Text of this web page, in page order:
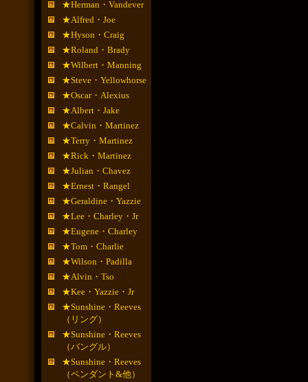
★Herman・Vandever
★Alfred・Joe
★Hyson・Craig
★Roland・Brady
★Wilbert・Manning
★Steve・Yellowhorse
★Oscar・Alexius
★Albert・Jake
★Calvin・Martinez
★Terry・Martinez
★Rick・Martinez
★Julian・Chavez
★Ernest・Rangel
★Geraldine・Yazzie
★Lee・Charley・Jr
★Eugene・Charley
★Tom・Charlie
★Wilson・Padilla
★Alvin・Tso
★Kee・Yazzie・Jr
★Sunshine・Reeves
（リング）
★Sunshine・Reeves
（バングル）
★Sunshine・Reeves
（ペンダント&他）